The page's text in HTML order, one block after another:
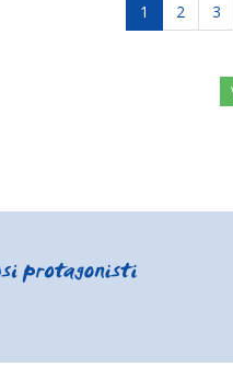
1 2 3